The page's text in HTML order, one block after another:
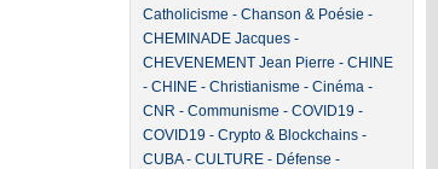
Catholicisme - Chanson & Poésie -
CHEMINADE Jacques-
CHEVENEMENT Jean Pierre - CHINE
- CHINE- Christianisme - Cinéma-
CNR - Communisme - COVID19 -
COVID19 - Crypto & Blockchains-
CUBA- CULTURE- Défense -